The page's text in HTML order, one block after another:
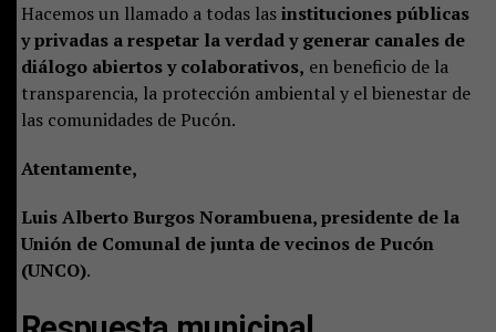
Hacemos un llamado a todas lasinstituciones públicas
y privadas a respetar la verdad y generar canales de
diálogo abiertos y colaborativos, en beneficio de la
transparencia, la protección ambiental y el bienestar de
las comunidades de Pucón.
Atentamente,
Luis Alberto Burgos Norambuena, presidente de la
Unión de Comunal de junta de vecinos de Pucón
(UNCO).